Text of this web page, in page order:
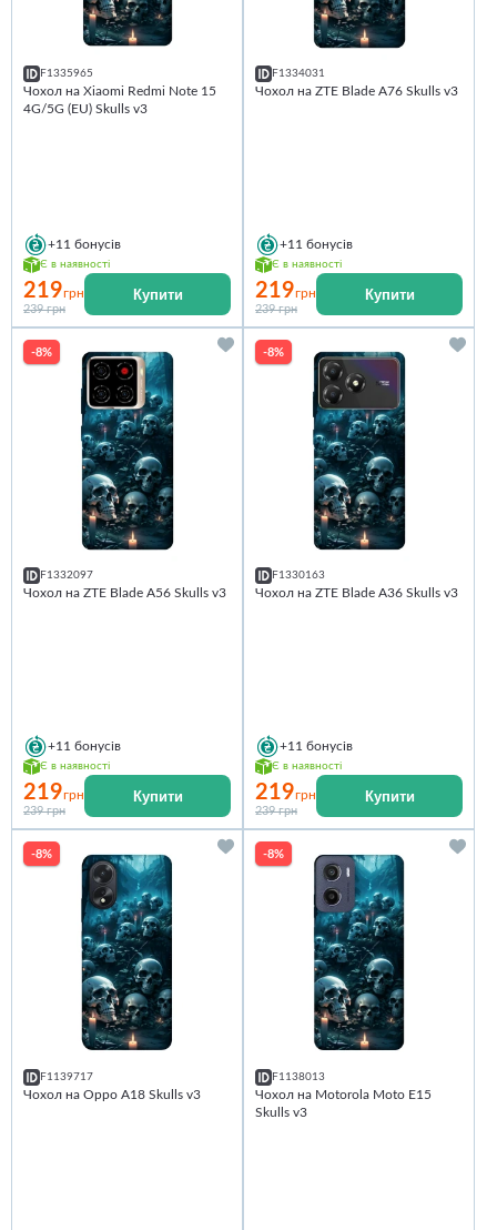
F1335965
Чохол на Xiaomi Redmi Note 15
4G/5G (EU) Skulls v3
+11 бонусів
Є в наявності
219грн
239 грн
Купити
F1334031
Чохол на ZTE Blade A76 Skulls v3
+11 бонусів
Є в наявності
219грн
239 грн
Купити
-8%
F1332097
Чохол на ZTE Blade A56 Skulls v3
+11 бонусів
Є в наявності
219грн
239 грн
Купити
-8%
F1330163
Чохол на ZTE Blade A36 Skulls v3
+11 бонусів
Є в наявності
219грн
239 грн
Купити
-8%
F1139717
Чохол на Oppo A18 Skulls v3
-8%
F1138013
Чохол на Motorola Moto E15
Skulls v3